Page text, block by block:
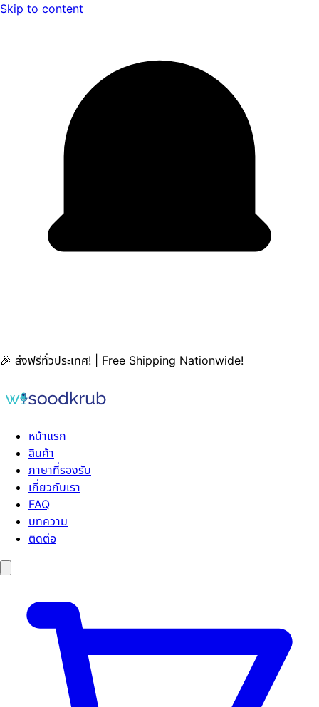
Skip to content
🎉 ส่งฟรีทั่วประเทศ! | Free Shipping Nationwide!
หน้าแรก
สินค้า
ภาษาที่รองรับ
เกี่ยวกับเรา
FAQ
บทความ
ติดต่อ